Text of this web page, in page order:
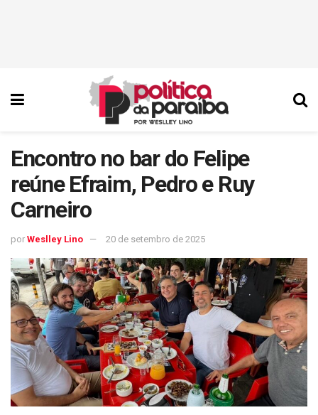
Encontro no bar do Felipe
reúne Efraim, Pedro e Ruy
Carneiro
por Weslley Lino 20 de setembro de 2025